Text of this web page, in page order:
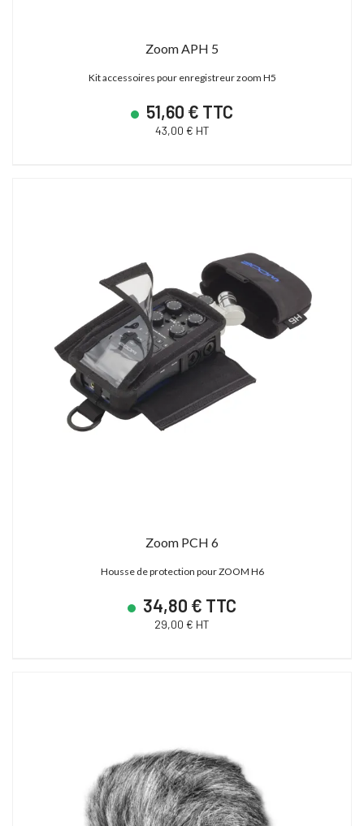
Zoom APH 5
Kit accessoires pour enregistreur zoom H5
51,60 € TTC
43,00 € HT
Zoom PCH 6
Housse de protection pour ZOOM H6
34,80 € TTC
29,00 € HT